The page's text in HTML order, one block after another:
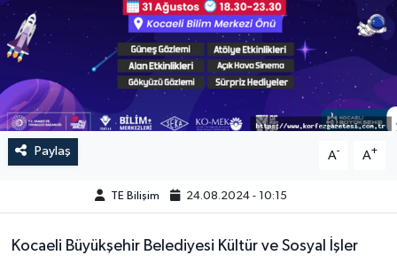
Paylaş A- A+
TE Bilişim 24.08.2024 - 10:15
Kocaeli Büyükşehir Belediyesi Kültür ve Sosyal İşler